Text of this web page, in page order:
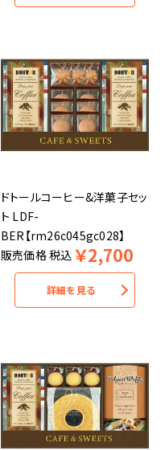
ドトールコーヒー&洋菓子セッ
ト LDF-
BER【rm26c045gc028】
販売価格税込 ￥2,700
詳細を見る